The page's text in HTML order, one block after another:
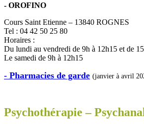
- OROFINO
Cours Saint Etienne – 13840 ROGNES
Tel : 04 42 50 25 80
Horaires :
Du lundi au vendredi de 9h à 12h15 et de
Le samedi de 9h à 12h15
- Pharmacies de garde (janvier à avril
Psychothérapie –